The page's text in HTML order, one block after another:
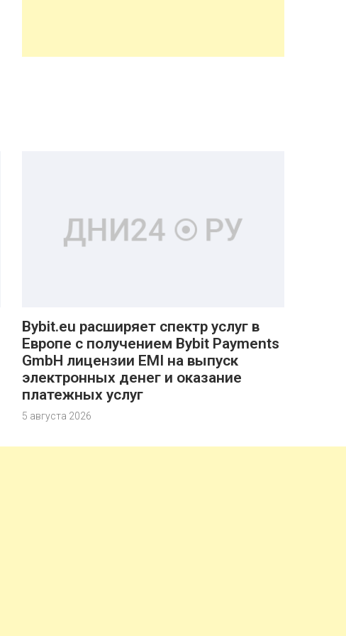
Bybit.eu расширяет спектр услуг в
Европе с получением Bybit Payments
GmbH лицензии EMI на выпуск
электронных денег и оказание
платежных услуг
5 августа 2026